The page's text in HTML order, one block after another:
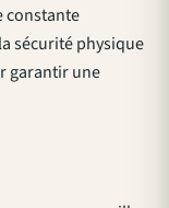
constante
sécurité physique
garantir une